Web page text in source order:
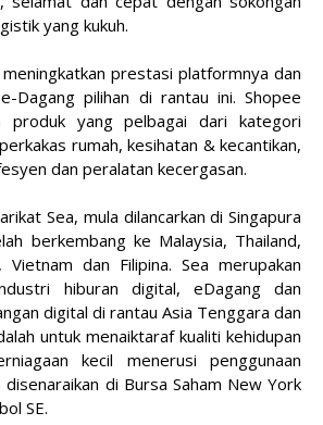
yang kukuh.
prestasi platformnya dan
Dagang pilihan di rantau ini. Shopee
produk yang pelbagai dari kategori
rumah, kesihatan & kecantikan,
dan peralatan kecergasan.
Sea, mula dilancarkan di Singapura
berkembang ke Malaysia, Thailand,
Vietnam dan Filipina. Sea merupakan
hiburan digital, eDagang dan
digital di rantau Asia Tenggara dan
untuk menaiktaraf kualiti kehidupan
kecil menerusi penggunaan
di Bursa Saham New York
SE.